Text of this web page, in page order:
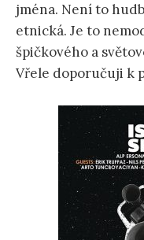
jména. Není to
etnická. Je to
špičkového a
Vřele doporučuji k